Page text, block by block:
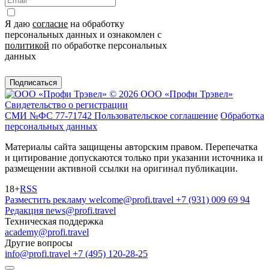
Я даю согласие на обработку
персональных данных и ознакомлен с
политикой по обработке персональных
данных
Подписаться
© 2026 ООО «Профи Трэвeл»
Свидетельство о регистрации
СМИ №ФС 77-71742 Пользовательское соглашение Обработка
персональных данных
Материалы сайта защищены авторским правом. Перепечатка
и цитирование допускаются только при указании источника и
размещении активной ссылки на оригинал публикации.
18+RSS
Разместить рекламу welcome@profi.travel +7 (931) 009 69 94
Редакция news@profi.travel
Техническая поддержка
academy@profi.travel
Другие вопросы
info@profi.travel +7 (495) 120-28-25